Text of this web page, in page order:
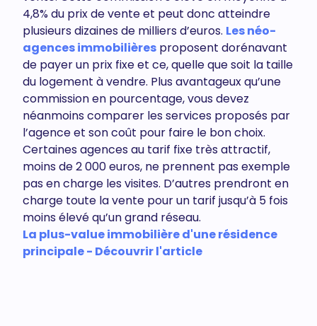
4,8% du prix de vente et peut donc atteindre
plusieurs dizaines de milliers d’euros. Les néo-
agences immobilières proposent dorénavant
de payer un prix fixe et ce, quelle que soit la taille
du logement à vendre. Plus avantageux qu’une
commission en pourcentage, vous devez
néanmoins comparer les services proposés par
l’agence et son coût pour faire le bon choix.
Certaines agences au tarif fixe très attractif,
moins de 2 000 euros, ne prennent pas exemple
pas en charge les visites. D’autres prendront en
charge toute la vente pour un tarif jusqu’à 5 fois
moins élevé qu’un grand réseau.
La plus-value immobilière d'une résidence
principale - Découvrir l'article